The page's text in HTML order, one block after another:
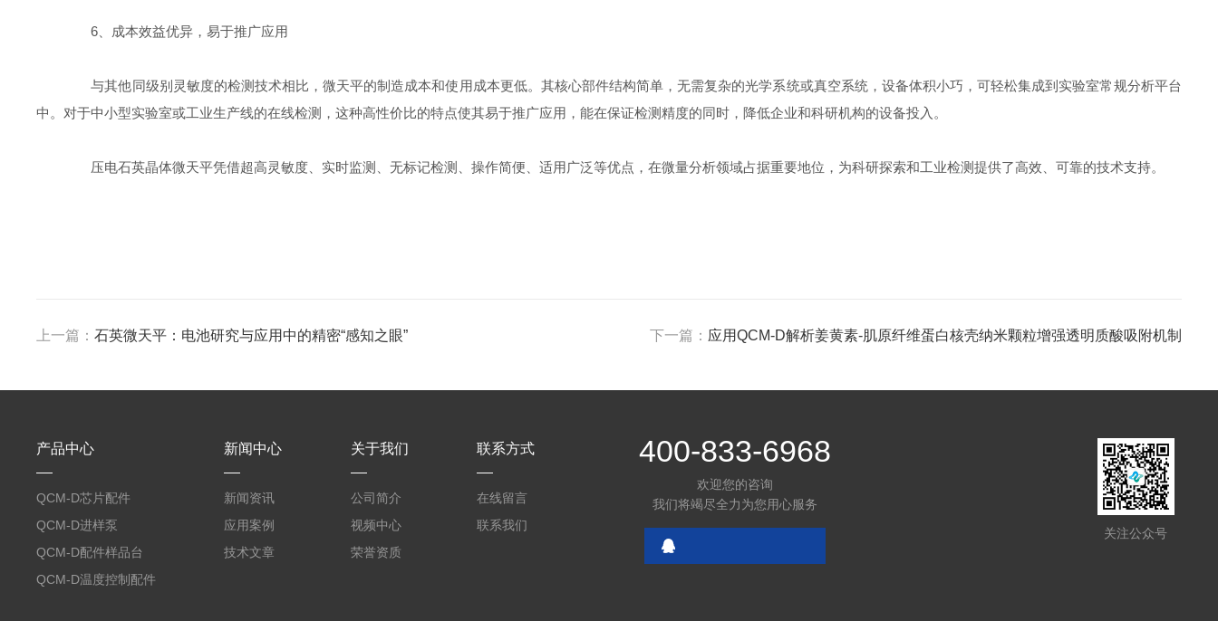
6、成本效益优异，易于推广应用​
与其他同级别灵敏度的检测技术相比，微天平的制造成本和使用成本更低。其核心部件结构简单，无需复杂的光学系统或真空系统，设备体积小巧，可轻松集成到实验室常规分析平台
中。对于中小型实验室或工业生产线的在线检测，这种高性价比的特点使其易于推广应用，能在保证检测精度的同时，降低企业和科研机构的设备投入。​
压电石英晶体微天平凭借超高灵敏度、实时监测、无标记检测、操作简便、适用广泛等优点，在微量分析领域占据重要地位，为科研探索和工业检测提供了高效、可靠的技术支持。​
上一篇：石英微天平：电池研究与应用中的精密“感知之眼” 下一篇： 应用QCM-D解析姜黄素-肌原纤维蛋白核壳纳米颗粒增强透明质酸吸附机制
产品中心
QCM-D芯片配件
QCM-D进样泵
QCM-D配件样品台
QCM-D温度控制配件
新闻中心
新闻资讯
应用案例
技术文章
关于我们
公司简介
视频中心
荣誉资质
联系方式
在线留言
联系我们
400-833-6968
欢迎您的咨询
我们将竭尽全力为您用心服务
关注公众号